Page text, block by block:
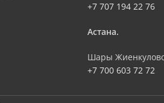
+7 707 194 22 76
Астана.
Шары
+7 700 603 72 72